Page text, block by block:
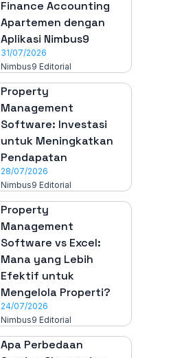
Finance Accounting
Apartemen dengan
Aplikasi Nimbus9
31/07/2026
Nimbus9 Editorial
Property
Management
Software: Investasi
untuk Meningkatkan
Pendapatan
28/07/2026
Nimbus9 Editorial
Property
Management
Software vs Excel:
Mana yang Lebih
Efektif untuk
Mengelola Properti?
24/07/2026
Nimbus9 Editorial
Apa Perbedaan